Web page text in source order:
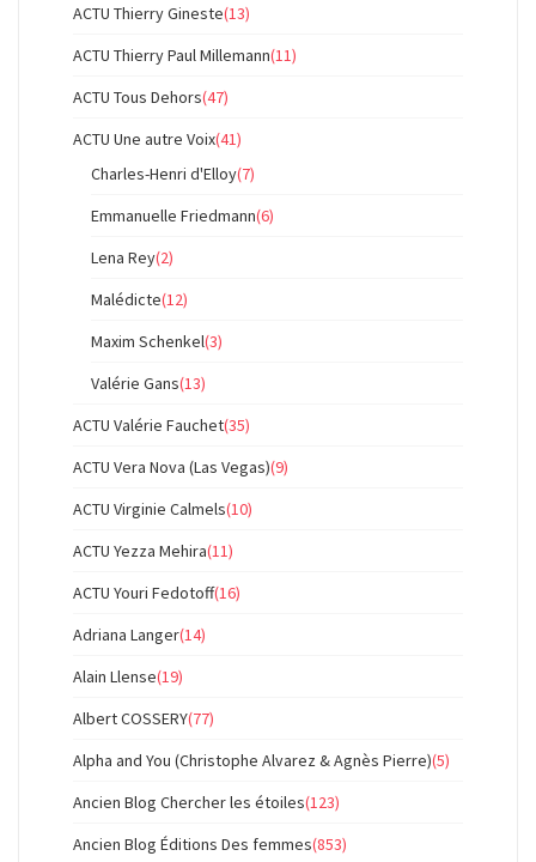
ACTU Thierry Gineste(13)
ACTU Thierry Paul Millemann(11)
ACTU Tous Dehors(47)
ACTU Une autre Voix(41)
Charles-Henri d'Elloy(7)
Emmanuelle Friedmann(6)
Lena Rey(2)
Malédicte(12)
Maxim Schenkel(3)
Valérie Gans(13)
ACTU Valérie Fauchet(35)
ACTU Vera Nova (Las Vegas)(9)
ACTU Virginie Calmels(10)
ACTU Yezza Mehira(11)
ACTU Youri Fedotoff(16)
Adriana Langer(14)
Alain Llense(19)
Albert COSSERY(77)
Alpha and You (Christophe Alvarez & Agnès Pierre)(5)
Ancien Blog Chercher les étoiles(123)
Ancien Blog Éditions Des femmes(853)